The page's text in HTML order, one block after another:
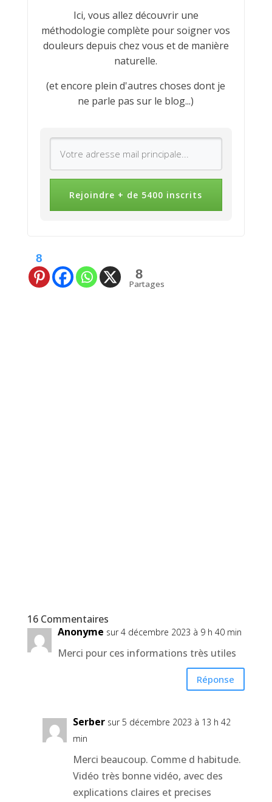
Ici, vous allez découvrir une
méthodologie complète pour soigner vos
douleurs depuis chez vous et de manière
naturelle.
(et encore plein d'autres choses dont je
ne parle pas sur le blog...)
Rejoindre + de 5400 inscrits
8
8
Partages
16 Commentaires
Anonyme sur 4 décembre 2023 à 9 h 40 min
Merci pour ces informations très utiles
Réponse
Serber sur 5 décembre 2023 à 13 h 42
min
Merci beaucoup. Comme d habitude.
Vidéo très bonne vidéo, avec des
explications claires et precises